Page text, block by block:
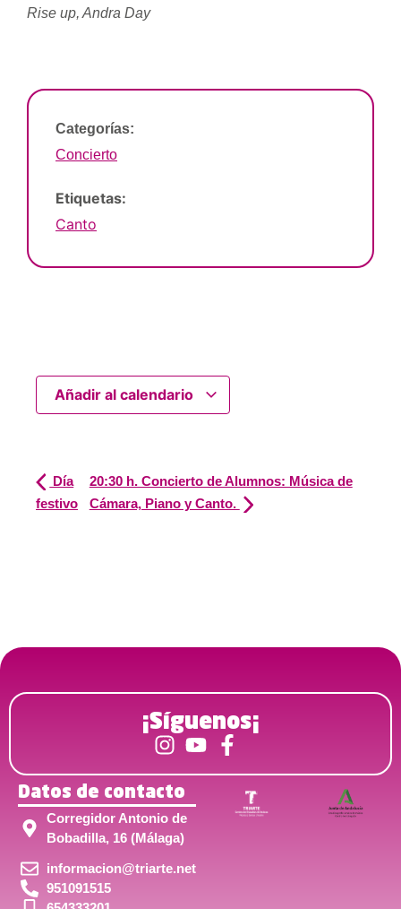
Rise up, Andra Day
Categorías:
Concierto
Etiquetas:
Canto
Añadir al calendario
Día
festivo
20:30 h. Concierto de Alumnos: Música de
Cámara, Piano y Canto.
¡Síguenos¡
Datos de contacto
Corregidor Antonio de
Bobadilla, 16 (Málaga)
informacion@triarte.net
951091515